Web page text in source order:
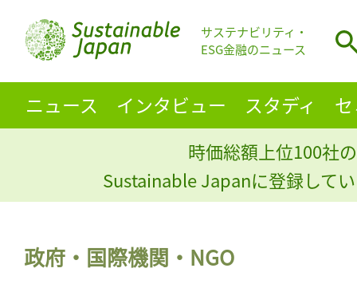
サステナビリティ・
ESG金融のニュース
ニュース インタビュー スタディ
時価総額上位100社
Sustainable Japanに登録して
政府・国際機関・NGO